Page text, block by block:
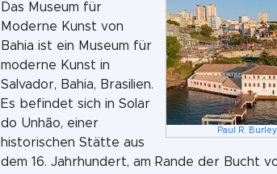
Paul R. Burley
Das Museum für
Moderne Kunst von
Bahia ist ein Museum für
moderne Kunst in
Salvador, Bahia, Brasilien.
Es befindet sich in Solar
do Unhão, einer
historischen Stätte aus
dem 16. Jahrhundert, am Rande der Bucht